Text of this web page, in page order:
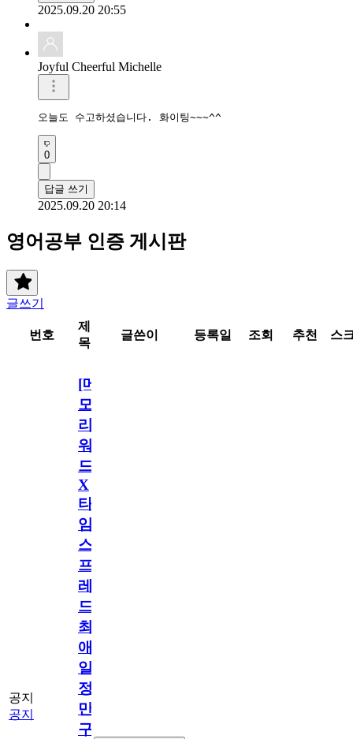
2025.09.20 20:55
Joyful Cheerful Michelle
오늘도 수고하셨습니다. 화이팅~~~^^
0
답글 쓰기
2025.09.20 20:14
영어공부 인증 게시판
글쓰기
번호
제
목
글쓴이 등록일 조회 추천 스
공지
공지
[메
모
리
워
드
X
타
임
스
프
레
드]
최
애
일
정
만
구